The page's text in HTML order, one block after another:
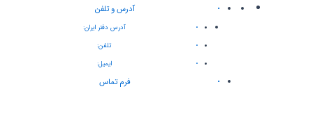
آدرس و تلفن
آدرس دفتر ایران:
تلفن:
ایمیل:
فرم تماس